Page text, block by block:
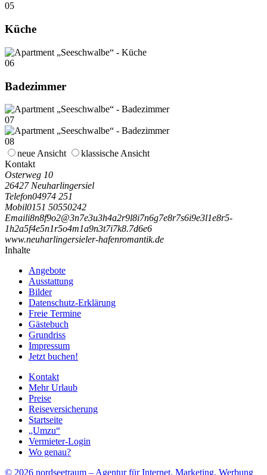
05
Küche
06
Badezimmer
07
08
neue Ansicht
klassische Ansicht
Kontakt
Osterweg 10
26427 Neuharlingersiel
Telefon04974 251
Mobil0151 50550242
Emaili8n8f9o2@3n7e3u3h4a2r9l8i7n6g7e8r7s6i9e3l1e8r5-
1h2a5f4e5n1r5o4m1a9n3t7i7k8.7d6e6
www.neuharlingersieler-hafenromantik.de
Inhalte
Angebote
Ausstattung
Bilder
Datenschutz-Erklärung
Freie Termine
Gästebuch
Grundriss
Impressum
Jetzt buchen!
Kontakt
Mehr Urlaub
Preise
Reiseversicherung
Startseite
„Umzu“
Vermieter-Login
Wo genau?
© 2026 nordseetraum – Agentur für Internet, Marketing, Werbung